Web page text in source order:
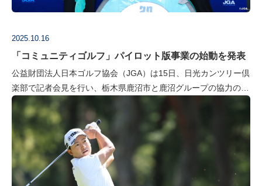
2025.10.16
「コミュニティゴルフ」パイロット版事業の始動を発表
公益財団法人日本ゴルフ協会（JGA）は15日、日光カンツリー倶
楽部で記者会見を行い、栃木県鹿沼市と鹿沼グループの協力のも
と日本国内では初となるR&A公認の「コミュニティゴルフ」パイ
ロット版を2…